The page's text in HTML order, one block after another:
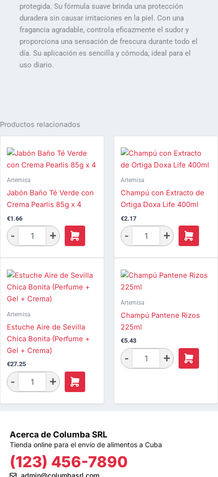
protegida. Su fórmula suave brinda una protección
duradera sin causar irritaciones en la piel. Con una
fragancia agradable, controla eficazmente el sudor y
proporciona una sensación de frescura durante todo el
día. Su aplicación es sencilla y cómoda, ideal para el
uso diario.
Productos relacionados
Artemisa
Jabón Baño Té Verde con
Crema Pearlis 85g x 4
€1.66
Artemisa
Champú con Extracto de
Ortiga Doxa Life 400ml
€2.17
Artemisa
Estuche Aire de Sevilla
Chica Bonita (Perfume +
Gel + Crema)
€27.25
Artemisa
Champú Pantene Rizos
225ml
€5.43
Acerca de Columba SRL
Tienda online para el envío de alimentos a Cuba
(123) 456-7890